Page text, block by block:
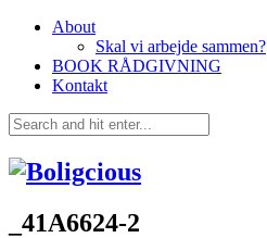
About
Skal vi arbejde sammen?
BOOK RÅDGIVNING
Kontakt
_41A6624-2